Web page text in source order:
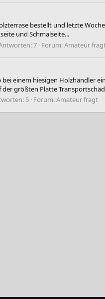
bestellt und letzte
und Schmalseite...
7 Forum:Amateur
einem hiesigen Holzhändler
größten Platte
5 Forum:Amateur fragt